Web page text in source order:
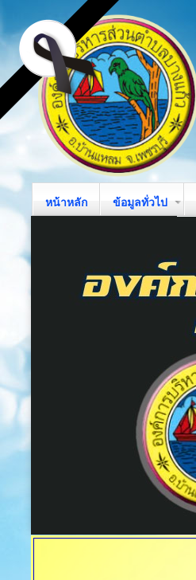
หน้าหลัก ข้อมูลทั่วไป